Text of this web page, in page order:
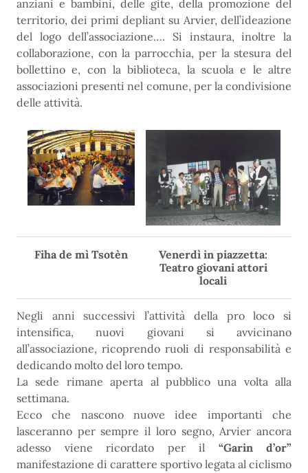
anziani e bambini, delle gite, della promozione del
territorio, dei primi depliant su Arvier, dell’ideazione
del logo dell’associazione…. Si instaura, inoltre la
collaborazione, con la parrocchia, per la stesura del
bollettino e, con la biblioteca, la scuola e le altre
associazioni presenti nel comune, per la condivisione
delle attività.
Fiha de mì Tsotèn
Venerdì in piazzetta:
Teatro giovani attori
locali
Negli anni successivi l’attività della pro loco si
intensifica, nuovi giovani si avvicinano
all’associazione, ricoprendo ruoli di responsabilità e
dedicando molto del loro tempo.
La sede rimane aperta al pubblico una volta alla
settimana.
Ecco che nascono nuove idee importanti che
lasceranno per sempre il loro segno, Arvier ancora
adesso viene ricordato per il “Garin d’or”
manifestazione di carattere sportivo legata al ciclismo